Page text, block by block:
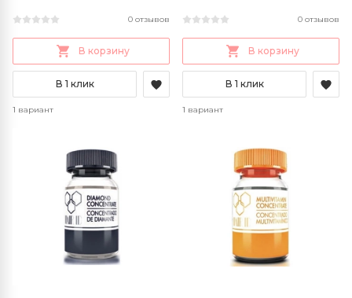
0 отзывов
В корзину
В 1 клик
1 вариант
0 отзывов
В корзину
В 1 клик
1 вариант